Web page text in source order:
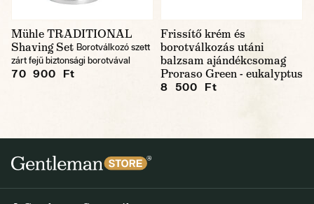
Mühle TRADITIONAL
Shaving Set Borotválkozó szett
zárt fejű biztonsági borotvával
70 900 Ft
Frissítő krém és
borotválkozás utáni
balzsam ajándékcsomag
Proraso Green - eukalyptus
8 500 Ft